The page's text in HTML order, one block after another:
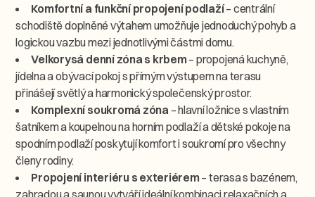
Komfortní a funkční propojení podlaží– centrální
schodiště doplněné výtahem umožňuje jednoduchý pohyb a
logickou vazbu mezi jednotlivými částmi domu.
Velkorysá denní zóna s krbem – propojená kuchyně,
jídelna a obývací pokoj s přímým výstupem na terasu
přinášejí světlý a harmonický společenský prostor.
Komplexní soukromá zóna– hlavní ložnice s vlastním
šatníkem a koupelnou na horním podlaží a dětské pokoje na
spodním podlaží poskytují komfort i soukromí pro všechny
členy rodiny.
Propojení interiéru s exteriérem – terasa s bazénem,